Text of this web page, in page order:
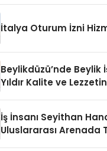
İtalya Oturum İzni
Beylikdüzü’nde Beylik
Yıldır Kalite ve
İş İnsanı Seyithan
Uluslararası Arenada